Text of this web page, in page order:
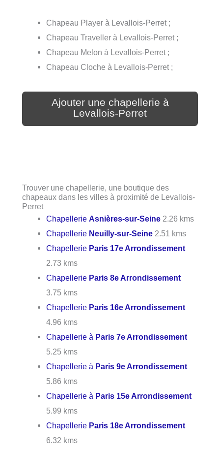
Chapeau Player à Levallois-Perret ;
Chapeau Traveller à Levallois-Perret ;
Chapeau Melon à Levallois-Perret ;
Chapeau Cloche à Levallois-Perret ;
Ajouter une chapellerie à
Levallois-Perret
Trouver une chapellerie, une boutique des
chapeaux dans les villes à proximité de Levallois-
Perret
ChapellerieAsnières-sur-Seine 2.26 kms
Chapellerie Neuilly-sur-Seine 2.51 kms
Chapellerie Paris 17e Arrondissement
2.73 kms
Chapellerie Paris 8e Arrondissement
3.75 kms
Chapellerie Paris 16e Arrondissement
4.96 kms
Chapellerie à Paris 7e Arrondissement
5.25 kms
Chapellerie à Paris 9e Arrondissement
5.86 kms
Chapellerie à Paris 15e Arrondissement
5.99 kms
Chapellerie Paris 18e Arrondissement
6.32 kms